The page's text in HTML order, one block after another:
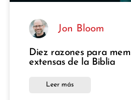
Jon Bloom
Diez razones para
extensas de la Biblia
Leer más